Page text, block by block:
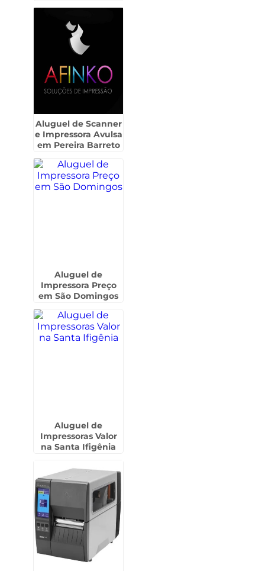
Aluguel de Scanner
e Impressora Avulsa
em Pereira Barreto
Aluguel de
Impressora Preço
em São Domingos
Aluguel de
Impressoras Valor
na Santa Ifigênia